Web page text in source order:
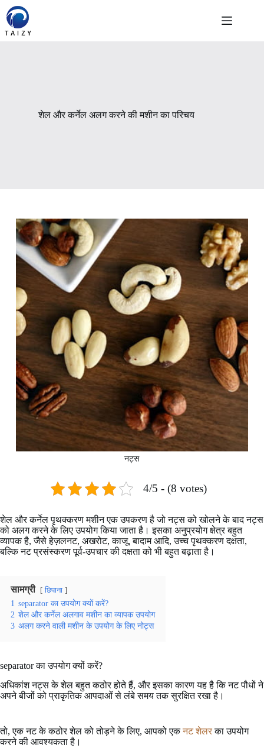
Skip
content
शेल और कर्नेल अलग करने की मशीन का परिचय
नट्स
4/5 - (8 votes)
शेल और कर्नेल पृथक्करण मशीन एक उपकरण है जो नट्स को खोलने के बाद नट्स
को अलग करने के लिए उपयोग किया जाता है। इसका अनुप्रयोग क्षेत्र बहुत
व्यापक है, जैसे हेज़लनट, अखरोट, काजू, बादाम आदि, उच्च पृथक्करण दक्षता,
बल्कि नट प्रसंस्करण पूर्व-उपचार की दक्षता को भी बहुत बढ़ाता है।
सामग्री छिपाना
1 separator का उपयोग क्यों करें?
2 शेल और कर्नेल अलगाव मशीन का व्यापक उपयोग
3 अलग करने वाली मशीन के उपयोग के लिए नोट्स
separator का उपयोग क्यों करें?
अधिकांश नट्स के शेल बहुत कठोर होते हैं, और इसका कारण यह है कि नट पौधों ने
अपने बीजों को प्राकृतिक आपदाओं से लंबे समय तक सुरक्षित रखा है।
तो, एक नट के कठोर शेल को तोड़ने के लिए, आपको एकनट शेलरका उपयोग
करने की आवश्यकता है।